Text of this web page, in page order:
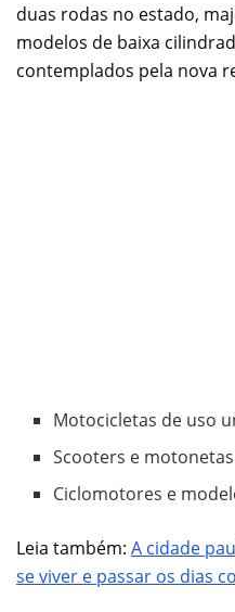
duas rodas no estado,
modelos de baixa
contemplados pela nova
Motocicletas de uso
Scooters e
Ciclomotores e
Leia também: A cidade
se viver e passar os dias